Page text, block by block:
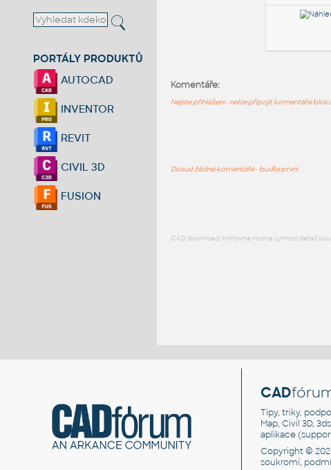
PORTÁLY PRODUKTŮ
AUTOCAD
INVENTOR
REVIT
CIVIL 3D
FUSION
Komentáře:
Nejste přihlášeni - nelze připojit komentáře
Dosud žádné komentáře - buďte první
CAD download: knihovna rodina symbol detail
CAD
Tipy, triky,
Map, Civil 3D,
aplikace
Copyright ©
soukromí,